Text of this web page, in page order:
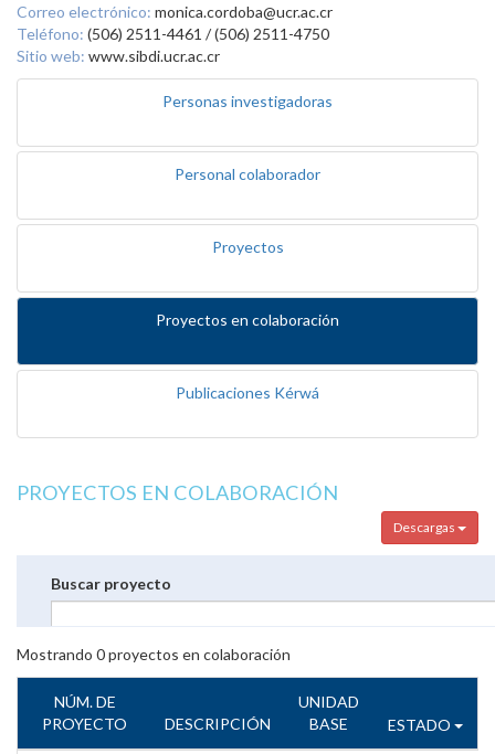
Correo electrónico: monica.cordoba@ucr.ac.cr
Teléfono: (506) 2511-4461 / (506) 2511-4750
Sitio web: www.sibdi.ucr.ac.cr
Personas investigadoras
Personal colaborador
Proyectos
Proyectos en colaboración
Publicaciones Kérwá
PROYECTOS EN COLABORACIÓN
Descargas
Buscar proyecto
Mostrando 0proyectos en colaboración
NÚM. DE
PROYECTO
DESCRIPCIÓN
UNIDAD
BASE
ESTADO